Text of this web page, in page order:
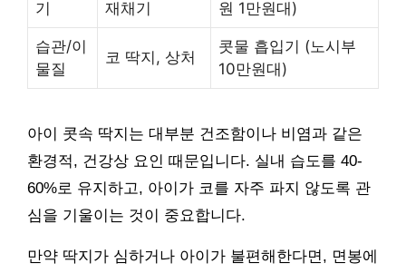
기 재채기 원 1만원대)
습관/이
물질
코 딱지, 상처
콧물 흡입기 (노시부
10만원대)
아이 콧속 딱지는 대부분 건조함이나 비염과 같은
환경적, 건강상 요인 때문입니다. 실내 습도를 40-
60%로 유지하고, 아이가 코를 자주 파지 않도록 관
심을 기울이는 것이 중요합니다.
만약 딱지가 심하거나 아이가 불편해한다면, 면봉에